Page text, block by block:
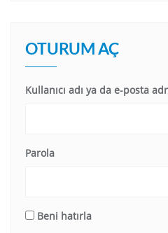
OTURUM AÇ
Kullanıcı adı ya da e-posta
Parola
Beni hatırla